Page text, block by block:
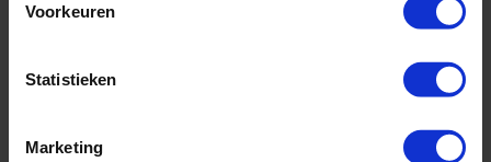
Voorkeuren
Statistieken
Marketing